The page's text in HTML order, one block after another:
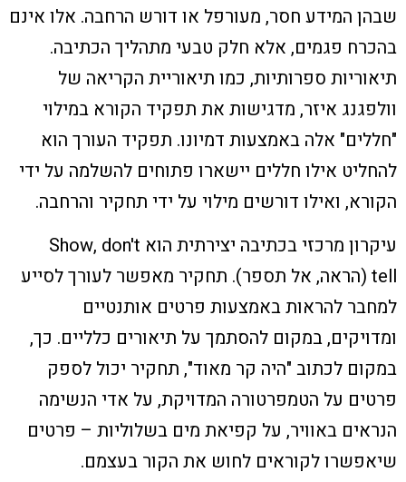
שבהן המידע חסר, מעורפל או דורש הרחבה. אלו אינם
בהכרח פגמים, אלא חלק טבעי מתהליך הכתיבה.
תיאוריות ספרותיות, כמו תיאוריית הקריאה של
וולפגנג איזר, מדגישות את תפקיד הקורא במילוי
"חללים" אלה באמצעות דמיונו. תפקיד העורך הוא
להחליט אילו חללים יישארו פתוחים להשלמה על ידי
הקורא, ואילו דורשים מילוי על ידי תחקיר והרחבה.
עיקרון מרכזי בכתיבה יצירתית הוא Show, don't
tell (הראה, אל תספר). תחקיר מאפשר לעורך לסייע
למחבר להראות באמצעות פרטים אותנטיים
ומדויקים, במקום להסתמך על תיאורים כלליים. כך,
במקום לכתוב "היה קר מאוד", תחקיר יכול לספק
פרטים על הטמפרטורה המדויקת, על אדי הנשימה
הנראים באוויר, על קפיאת מים בשלוליות – פרטים
שיאפשרו לקוראים לחוש את הקור בעצמם.